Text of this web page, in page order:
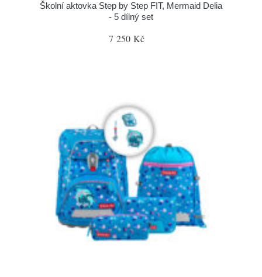
Školní aktovka Step by Step FIT, Mermaid Delia
- 5 dílný set
7 250 Kč